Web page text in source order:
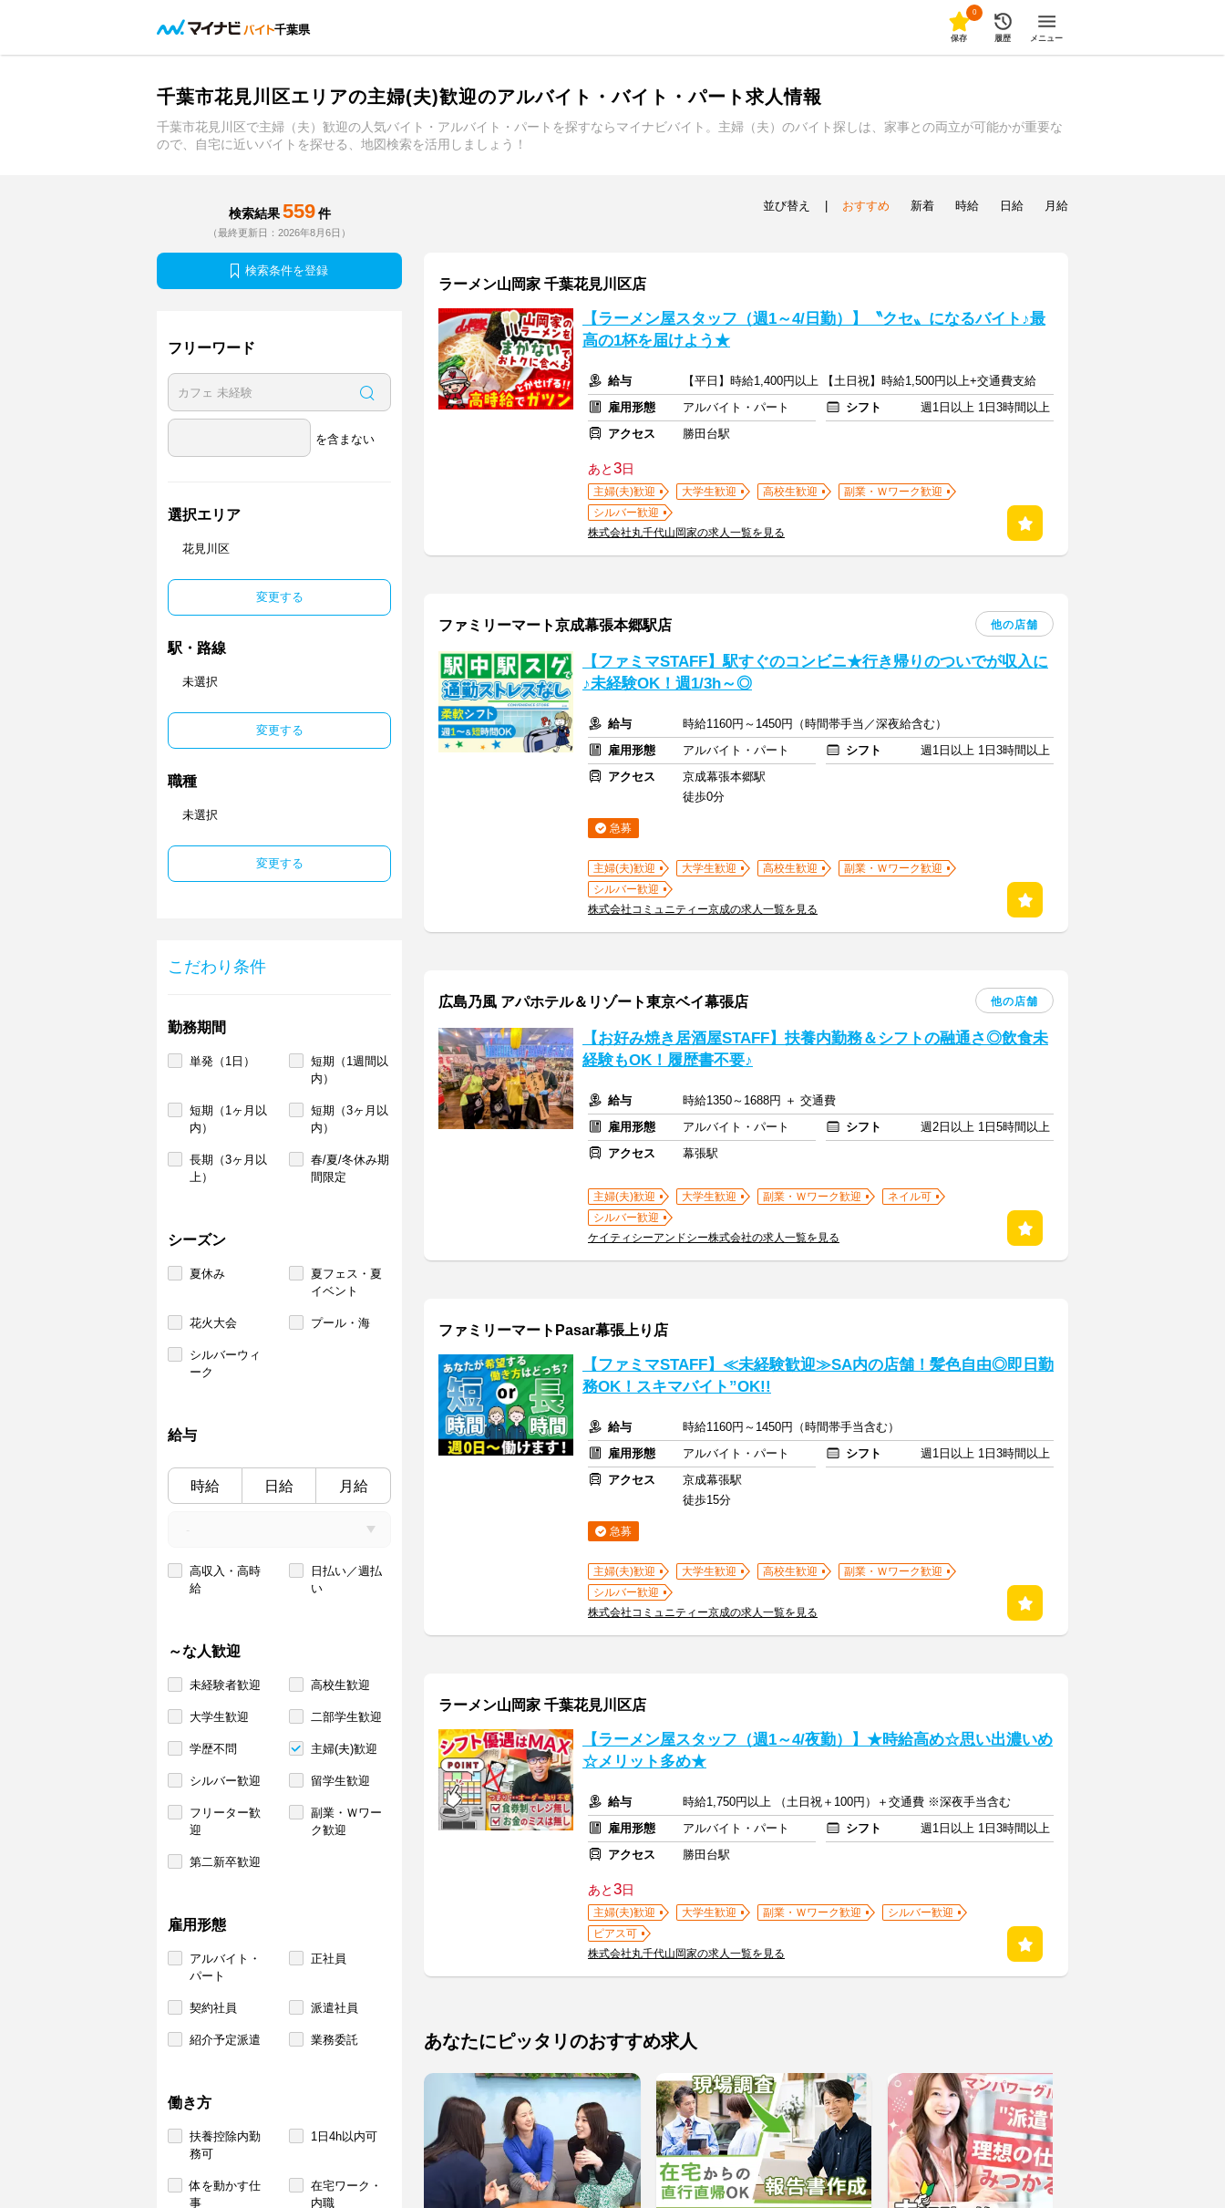
千葉県
0
保存 履歴 メニュー
千葉市花見川区エリアの主婦(夫)歓迎のアルバイト・バイト・パート求人情報
千葉市花見川区で主婦（夫）歓迎の人気バイト・アルバイト・パートを探すならマイナビバイト。主婦（夫）のバイト探しは、家事との両立が可能かが重要な
ので、自宅に近いバイトを探せる、地図検索を活用しましょう！
検索結果 559 件
（最終更新日：2026年8月6日）
検索条件を登録
フリーワード
を含まない
選択エリア
花見川区
変更する
駅・路線
未選択
変更する
職種
未選択
変更する
こだわり条件
勤務期間
単発（1日）
短期（1週間以
内）
短期（1ヶ月以
内）
短期（3ヶ月以
内）
長期（3ヶ月以
上）
春/夏/冬休み期
間限定
シーズン
夏休み
夏フェス・夏
イベント
花火大会 プール・海
シルバーウィ
ーク
給与
時給 日給 月給
高収入・高時
給
日払い／週払
い
～な人歓迎
未経験者歓迎 高校生歓迎
大学生歓迎 二部学生歓迎
学歴不問 主婦(夫)歓迎
シルバー歓迎 留学生歓迎
フリーター歓
迎
副業・Ｗワー
ク歓迎
第二新卒歓迎
雇用形態
アルバイト・
パート
正社員
契約社員 派遣社員
紹介予定派遣 業務委託
働き方
扶養控除内勤
務可
1日4h以内可
体を動かす仕
事
在宅ワーク・
内職
並び替え おすすめ 新着 時給 日給 月給
ラーメン山岡家 千葉花見川区店
【ラーメン屋スタッフ（週1～4/日勤）】〝クセ〟になるバイト♪最
高の1杯を届けよう★
給与
【平日】時給1,400円以上 【土日祝】時給1,500円以上+交通費支給
雇用形態
アルバイト・パート シフト
週1日以上 1日3時間以上
アクセス
勝田台駅
あと3日
主婦(夫)歓迎 大学生歓迎 高校生歓迎
副業・Ｗワーク歓迎
シルバー歓迎
株式会社丸千代山岡家の求人一覧を見る
ファミリーマート京成幕張本郷駅店 他の店舗
【ファミマSTAFF】駅すぐのコンビニ★行き帰りのついでが収入に
♪未経験OK！週1/3h～◎
給与
時給1160円～1450円（時間帯手当／深夜給含む）
雇用形態
アルバイト・パート シフト
週1日以上 1日3時間以上
アクセス
京成幕張本郷駅
徒歩0分
急募
主婦(夫)歓迎 大学生歓迎 高校生歓迎
副業・Ｗワーク歓迎
シルバー歓迎
株式会社コミュニティー京成の求人一覧を見る
広島乃風 アパホテル＆リゾート東京ベイ幕張店 他の店舗
【お好み焼き居酒屋STAFF】扶養内勤務＆シフトの融通さ◎飲食未
経験もOK！履歴書不要♪
給与
時給1350～1688円 ＋ 交通費
雇用形態
アルバイト・パート シフト
週2日以上 1日5時間以上
アクセス
幕張駅
主婦(夫)歓迎 大学生歓迎 副業・Ｗワーク歓迎
ネイル可
シルバー歓迎
ケイティシーアンドシー株式会社の求人一覧を見る
ファミリーマートPasar幕張上り店
【ファミマSTAFF】≪未経験歓迎≫SA内の店舗！髪色自由◎即日勤
務OK！スキマバイト”OK!!
給与
時給1160円～1450円（時間帯手当含む）
雇用形態
アルバイト・パート シフト
週1日以上 1日3時間以上
アクセス
京成幕張駅
徒歩15分
急募
主婦(夫)歓迎 大学生歓迎 高校生歓迎
副業・Ｗワーク歓迎
シルバー歓迎
株式会社コミュニティー京成の求人一覧を見る
ラーメン山岡家 千葉花見川区店
【ラーメン屋スタッフ（週1～4/夜勤）】★時給高め☆思い出濃いめ
☆メリット多め★
給与
時給1,750円以上 （土日祝＋100円）＋交通費 ※深夜手当含む
雇用形態
アルバイト・パート シフト
週1日以上 1日3時間以上
アクセス
勝田台駅
あと3日
主婦(夫)歓迎 大学生歓迎 副業・Ｗワーク歓迎
シルバー歓迎
ピアス可
株式会社丸千代山岡家の求人一覧を見る
あなたにピッタリのおすすめ求人